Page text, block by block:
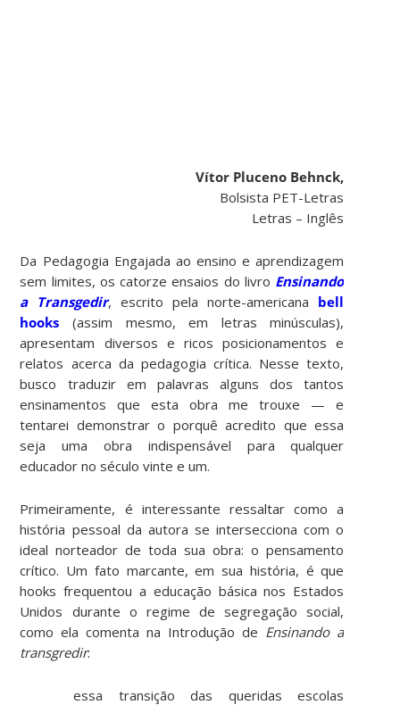
Vítor Pluceno Behnck,
Bolsista PET-Letras
Letras – Inglês
Da Pedagogia Engajada ao ensino e aprendizagem
sem limites, os catorze ensaios do livro Ensinando
a Transgedir, escrito pela norte-americana bell
hooks (assim mesmo, em letras minúsculas),
apresentam diversos e ricos posicionamentos e
relatos acerca da pedagogia crítica. Nesse texto,
busco traduzir em palavras alguns dos tantos
ensinamentos que esta obra me trouxe — e
tentarei demonstrar o porquê acredito que essa
seja uma obra indispensável para qualquer
educador no século vinte e um.
Primeiramente, é interessante ressaltar como a
história pessoal da autora se intersecciona com o
ideal norteador de toda sua obra: o pensamento
crítico. Um fato marcante, em sua história, é que
hooks frequentou a educação básica nos Estados
Unidos durante o regime de segregação social,
como ela comenta na Introdução de Ensinando a
transgredir:
essa transição das queridas escolas